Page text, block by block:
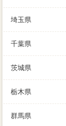
埼玉県
千葉県
茨城県
栃木県
群馬県